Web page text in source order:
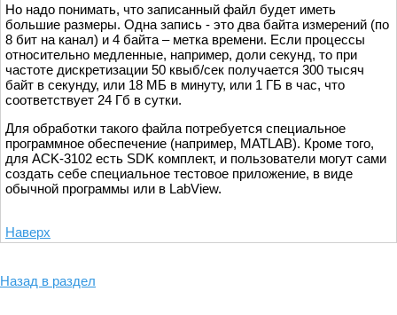
Но надо понимать, что записанный файл будет иметь
большие размеры. Одна запись - это два байта измерений (по
8 бит на канал) и 4 байта – метка времени. Если процессы
относительно медленные, например, доли секунд, то при
частоте дискретизации 50 квыб/сек получается 300 тысяч
байт в секунду, или 18 МБ в минуту, или 1 ГБ в час, что
соответствует 24 Гб в сутки.
Для обработки такого файла потребуется специальное
программное обеспечение (например, MATLAB). Кроме того,
для ACK-3102 есть SDK комплект, и пользователи могут сами
создать себе специальное тестовое приложение, в виде
обычной программы или в LabView.
Наверх
Назад в раздел